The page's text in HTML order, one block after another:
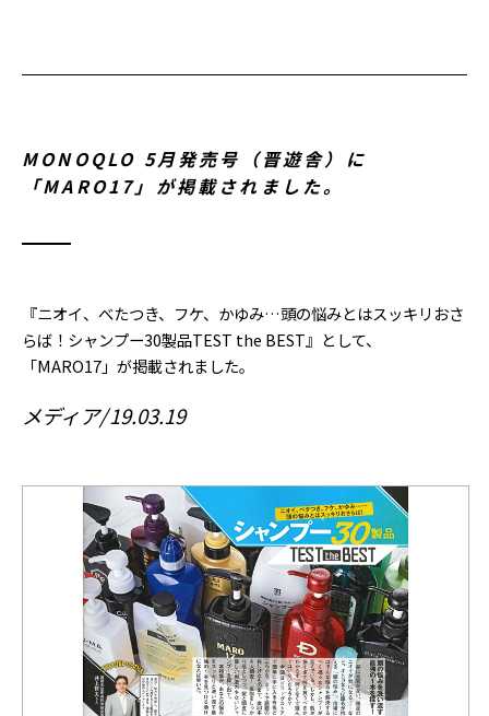
MONOQLO 5月発売号（晋遊舎）に
「MARO17」が掲載されました。
『ニオイ、べたつき、フケ、かゆみ…頭の悩みとはスッキリおさ
らば！シャンプー30製品TEST the BEST』として、
「MARO17」が掲載されました。
メディア 19.03.19